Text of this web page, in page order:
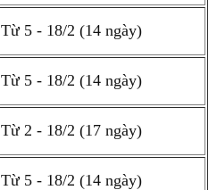
Từ 5 - 18/2 (14 ngày)
Từ 5 - 18/2 (14 ngày)
Từ 2 - 18/2 (17 ngày)
Từ 5 - 18/2 (14 ngày)